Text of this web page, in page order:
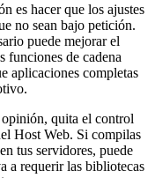
es hacer que los ajustes
no sean bajo petición.
puede mejorar el
funciones de cadena
aplicaciones completas
quita el control
Host Web. Si compilas
tus servidores, puede
a requerir las bibliotecas